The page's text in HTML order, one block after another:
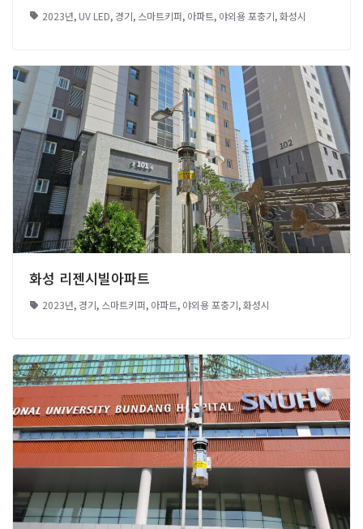
2023년, UV LED, 경기, 스마트키퍼, 아파트, 야외용 포충기,화성시
화성 리젠시빌아파트
2023년, 경기, 스마트키퍼, 아파트, 야외용 포충기,화성시